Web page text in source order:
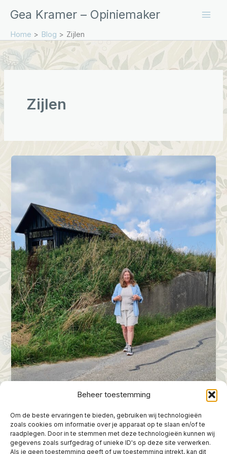
Beheer toestemming
Om de beste ervaringen te bieden, gebruiken wij technologieën
zoals cookies om informatie over je apparaat op te slaan en/of te
raadplegen. Door in te stemmen met deze technologieën kunnen wij
gegevens zoals surfgedrag of unieke ID's op deze site verwerken.
Als je geen toestemming geeft of uw toestemming intrekt, kan dit
naar
inhoud
Gea Kramer – Opiniemaker
Home Blog Zijlen
Zijlen
Kleine Reizen